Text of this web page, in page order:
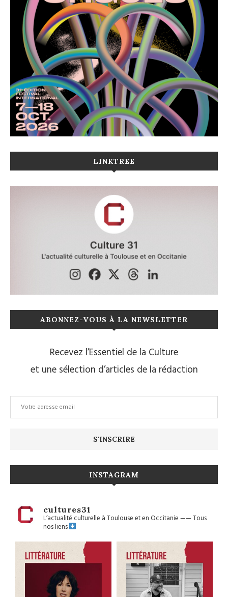
LINKTREE
ABONNEZ-VOUS À LA NEWSLETTER
Recevez l’Essentiel de la Culture
et une sélection d’articles de la rédaction
INSTAGRAM
cultures31
L’actualité culturelle à Toulouse et en Occitanie——Tous
nos liens